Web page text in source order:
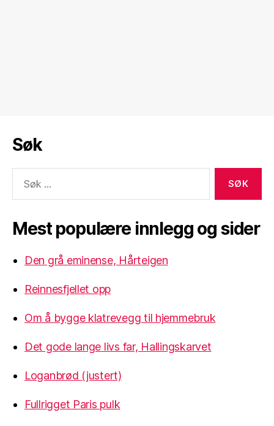
Søk
etter:
Mest populære innlegg og sider
Den grå eminense, Hårteigen
Reinnesfjellet opp
Om å bygge klatrevegg til hjemmebruk
Det gode lange livs far, Hallingskarvet
Loganbrød (justert)
Fullrigget Paris pulk